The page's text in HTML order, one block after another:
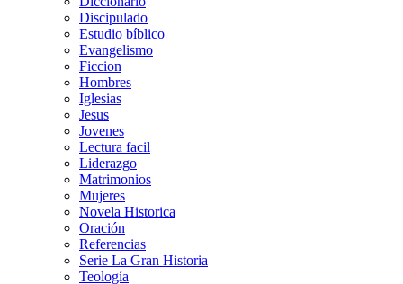
Discipulado
Estudio bíblico
Evangelismo
Ficcion
Hombres
Iglesias
Jesus
Jovenes
Lectura facil
Liderazgo
Matrimonios
Mujeres
Novela Historica
Oración
Referencias
Serie La Gran Historia
Teología